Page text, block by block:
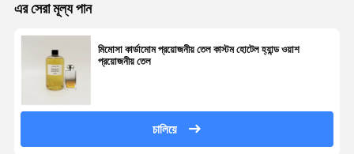
এর সেরা মূল্য পান
মিমোসা কার্ডামোম প্রয়োজনীয় তেল কাস্টম হোটেল হ্যান্ড ওয়াশ
প্রয়োজনীয় তেল
চালিয়ে